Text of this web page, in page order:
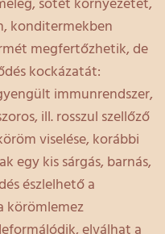
konditermekben
megfertőzhetik, de
kockázatát:
immunrendszer,
ill. rosszul szellőző
viselése, korábbi
egy kis sárgás, barnás,
észlelhető a
körömlemez